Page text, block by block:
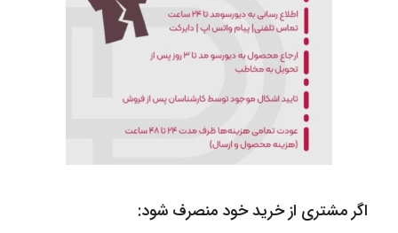
اگر مشتری از خرید خود منصرف شود: